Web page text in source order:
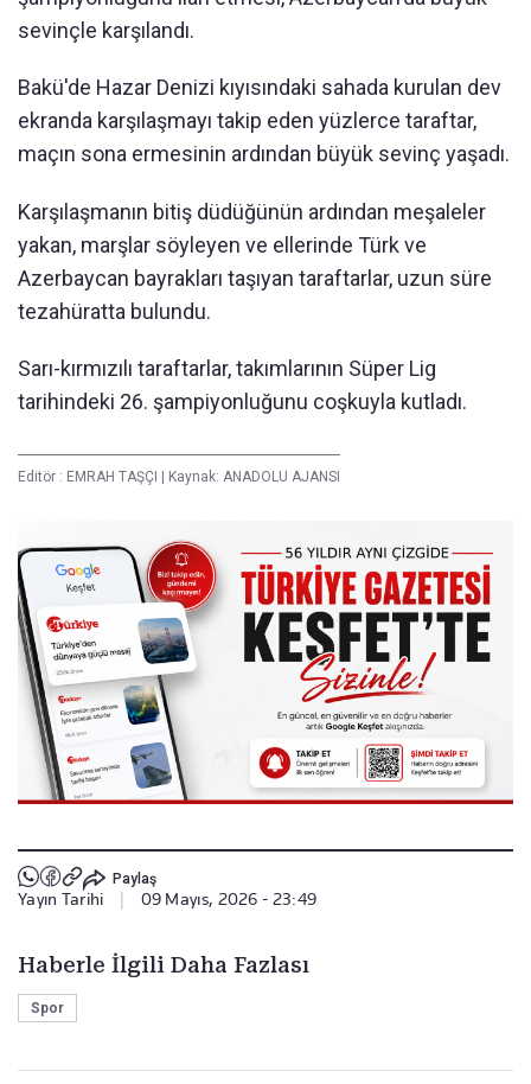
sevinçle karşılandı.
Bakü'de Hazar Denizi kıyısındaki sahada kurulan dev
ekranda karşılaşmayı takip eden yüzlerce taraftar,
maçın sona ermesinin ardından büyük sevinç yaşadı.
Karşılaşmanın bitiş düdüğünün ardından meşaleler
yakan, marşlar söyleyen ve ellerinde Türk ve
Azerbaycan bayrakları taşıyan taraftarlar, uzun süre
tezahüratta bulundu.
Sarı-kırmızılı taraftarlar, takımlarının Süper Lig
tarihindeki 26. şampiyonluğunu coşkuyla kutladı.
Editör : EMRAH TAŞÇI | Kaynak: ANADOLU AJANSI
Paylaş
Yayın Tarihi 09 Mayıs, 2026 - 23:49
Haberle İlgili Daha Fazlası
Spor